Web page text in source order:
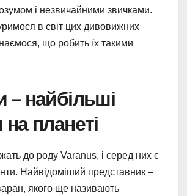
і незвичайними звичками.
в світ цих дивовижних
що робить їх такими
– найбільші
планеті
до роду Varanus, і серед них є
Найвідоміший представник –
якого ще називають